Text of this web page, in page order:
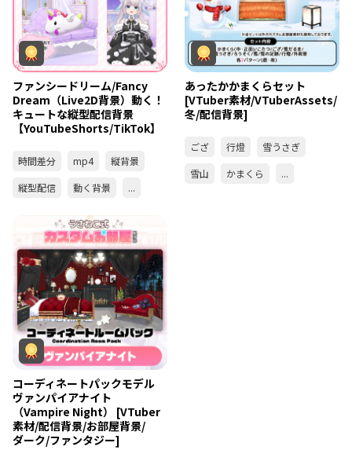
ファンシードリーム/Fancy
Dream（Live2D背景）動く！
キュートな縦型配信背景
【YouTubeShorts/TikTok】
時間差分 mp4
縦背景
縦型配信
動く背景 ...
あったかかまくらセット
[VTuber素材/VTuberAssets/
冬/配信背景]
ござ 行燈
雪うさぎ
雪山
かまくら ...
コーディネートパックモデル
ヴァンパイアナイト
（Vampire Night） [VTuber
素材/配信背景/お部屋背景/
ダーク/ファンタジー]